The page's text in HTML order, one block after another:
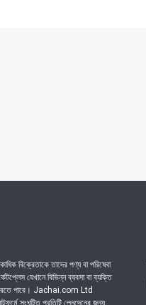
বিক্রেতাকে তাদের পণ্য বা পরিষেবা
যেখানে বিভিন্ন ব্যবসা বা ব্যক্তি
করতে পারে। Jachai.com Ltd
সংঘটিত প্রতিটি লেনদেনের জন্য